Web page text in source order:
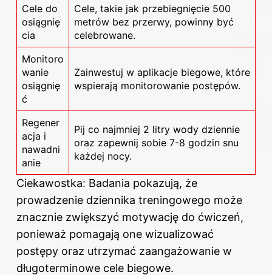
Cele do
osiągnię
cia
Cele, takie jak przebiegnięcie 500
metrów bez przerwy, powinny być
celebrowane.
Monitoro
wanie
osiągnię
ć
Zainwestuj w aplikacje biegowe, które
wspierają monitorowanie postępów.
Regener
acja i
nawadni
anie
Pij co najmniej 2 litry wody dziennie
oraz zapewnij sobie 7-8 godzin snu
każdej nocy.
Ciekawostka: Badania pokazują, że
prowadzenie dziennika treningowego może
znacznie zwiększyć motywację do ćwiczeń,
ponieważ pomagają one wizualizować
postępy oraz utrzymać zaangażowanie w
długoterminowe cele biegowe.